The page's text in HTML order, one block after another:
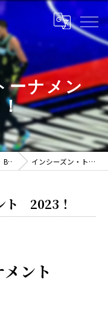
ーナメン
BLOG インシーズン・トーナメント 2023！
ト 2023！
メント